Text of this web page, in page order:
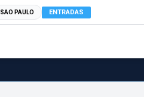
SAO PAULO ENTRADAS